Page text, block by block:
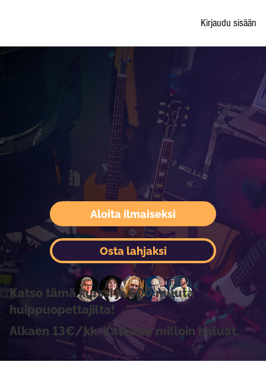
Kirjaudu sisään
Aloita ilmaiseksi
Katso tämä kurssi ja 600 muuta
huippuopettajilta!
Alkaen 13€/kk. Katkaise milloin haluat.
Osta lahjaksi